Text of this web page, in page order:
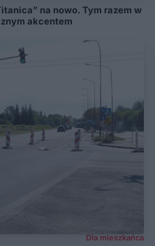
na nowo. Tym razem w
akcentem
Dla mieszkańca